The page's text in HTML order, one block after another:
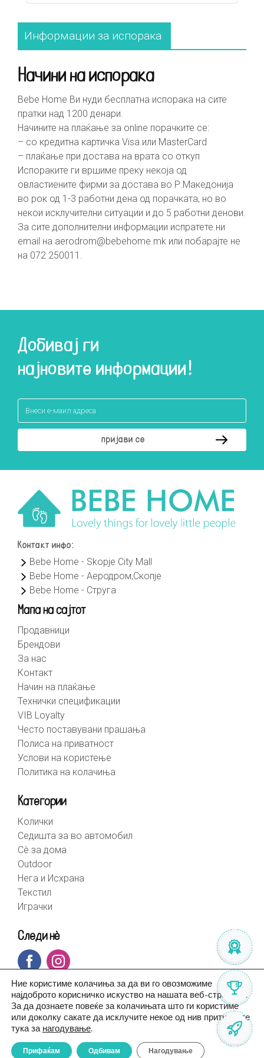
Информации за испорака
Начини на испорака
Bebe Home Ви нуди бесплатна испорака на сите
пратки над 1200 денари.
Начините на плаќање за online порачките се:
– со кредитна картичка Visa или MasterCard
– плаќање при достава на врата со откуп
Испораките ги вршиме преку некоја од
овластиените фирми за достава во Р.Македонија
во рок од 1-3 работни дена од порачката, но во
некои исклучителни ситуации и до 5 работни денови.
За сите дополнителни информации испратете ни
email на aerodrom@bebehome.mk или побарајте не
на 072 250011.
Добивај ги
најновите информации!
Контакт инфо:
Bebe Home - Skopje City Mall
Bebe Home - Аеродром,Скопје
Bebe Home - Струга
Мапа на сајтот
Продавници
Брендови
За нас
Контакт
Начин на плаќање
Технички спецификации
VIB Loyalty
Често поставувани прашања
Полиса на приватност
Услови на користење
Политика на колачиња
Категории
Колички
Седишта за во автомобил
Сè за дома
Outdoor
Нега и Исхрана
Текстил
Играчки
Следи нè
Ние користиме колачиња за да ви го овозможиме
најдоброто корисничко искуство на нашата веб-страница.
За да дознаете повеќе за колачињата што ги користиме
или доколку сакате да исклучите некое од нив притиснете
тука за нагодување.
Прифаќам Одбивам Нагодување